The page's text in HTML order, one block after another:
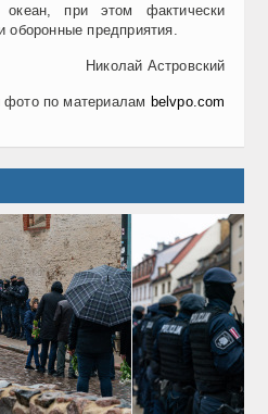
океан, при этом фактически
оборонные предприятия.
Николай Астровский
по материалам belvpo.com